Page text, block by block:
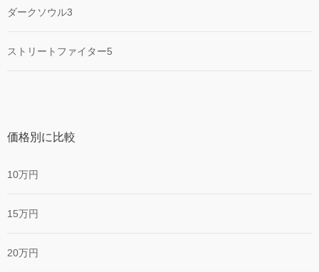
ダークソウル3
ストリートファイター5
価格別に比較
10万円
15万円
20万円